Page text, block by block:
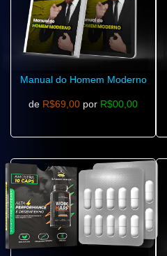
Manual do Homem Moderno
de R$69,00 por R$00,00